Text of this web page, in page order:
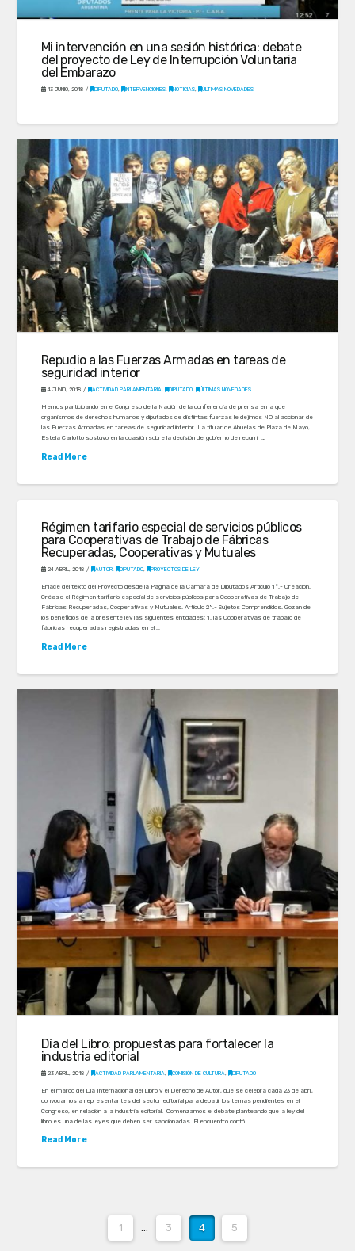
Mi intervención en una sesión histórica: debate
del proyecto de Ley de Interrupción Voluntaria
del Embarazo
13 JUNIO, 2018 DIPUTADO, INTERVENCIONES, NOTICIAS, ÚLTIMAS NOVEDADES
Repudio a las Fuerzas Armadas en tareas de
seguridad interior
4 JUNIO, 2018 ACTIVIDAD PARLAMENTARIA, DIPUTADO, ÚLTIMAS NOVEDADES
Hemos participando en el Congreso de la Nación de la conferencia de prensa en la que
organismos de derechos humanos y diputados de distintas fuerzas le dejimos NO al accionar de
las Fuerzas Armadas en tareas de seguridad interior. La titular de Abuelas de Plaza de Mayo,
Estela Carlotto sostuvo en la ocasión sobre la decisión del gobierno de recurrir …
Read More
Régimen tarifario especial de servicios públicos
para Cooperativas de Trabajo de Fábricas
Recuperadas, Cooperativas y Mutuales
24 ABRIL, 2018 AUTOR, DIPUTADO, PROYECTOS DE LEY
Enlace del texto del Proyecto desde la Página de la Cámara de Diputados Artículo 1°.- Creación.
Créase el Régimen tarifario especial de servicios públicos para Cooperativas de Trabajo de
Fábricas Recuperadas, Cooperativas y Mutuales. Artículo 2°.- Sujetos Comprendidos. Gozan de
los beneficios de la presente ley las siguientes entidades: 1. las Cooperativas de trabajo de
fábricas recuperadas registradas en el …
Read More
Día del Libro: propuestas para fortalecer la
industria editorial
23 ABRIL, 2018 ACTIVIDAD PARLAMENTARIA, COMISIÓN DE CULTURA, DIPUTADO
En el marco del Día Internacional del Libro y el Derecho de Autor, que se celebra cada 23 de abril,
convocamos a representantes del sector editorial para debatir los temas pendientes en el
Congreso, en relación a la industria editorial. Comenzamos el debate planteando que la ley del
libro es una de las leyes que deben ser sancionadas. El encuentro contó …
Read More
1 3 4 5